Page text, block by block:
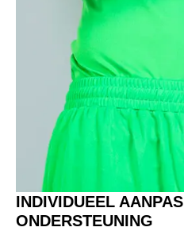
INDIVIDUEEL
ONDERSTEUNING